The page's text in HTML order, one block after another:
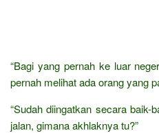
“Bagi yang pernah ke luar
pernah melihat ada orang yang
“Sudah diingatkan secara
jalan, gimana akhlaknya tu?”